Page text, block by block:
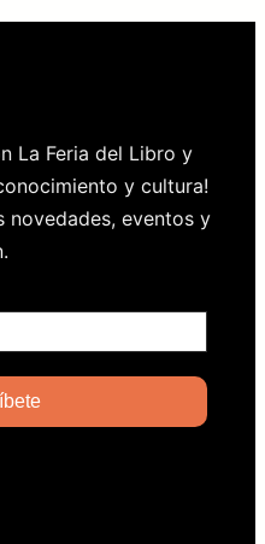
La Feria del Libro y
y cultura!
novedades, eventos y